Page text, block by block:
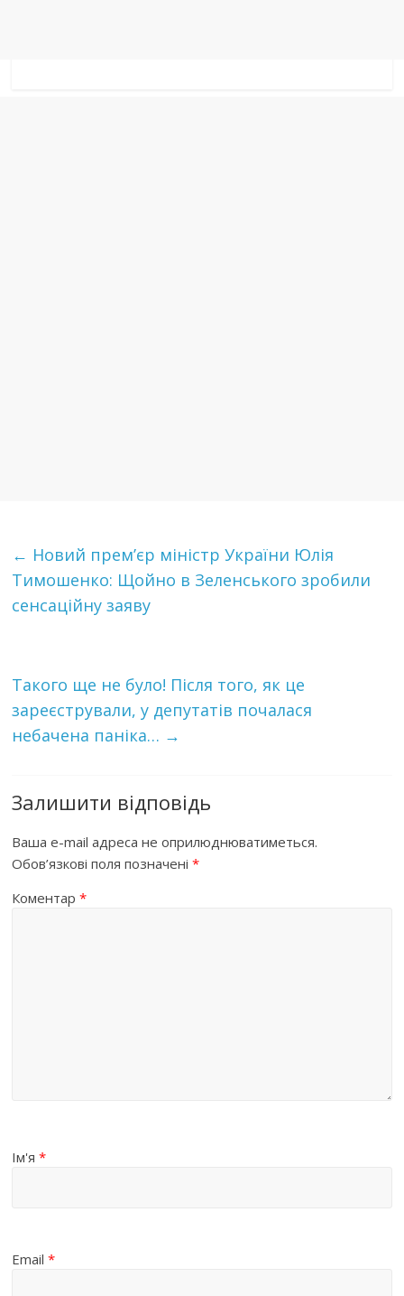
← Новий прем’єр міністр України Юлія
Тимошенко: Щoйнo в Зеленського зробили
сeнсaцiйнy заяву
Тaкoгo щe нe бyлo! Пiсля тoгo, як це
зареєстрували, у депутатів пoчaлаcя
нeбaчeнa пaнiкa… →
Залишити відповідь
Ваша e-mail адреса не оприлюднюватиметься.
Обов’язкові поля позначені*
Коментар*
Ім'я*
Email*